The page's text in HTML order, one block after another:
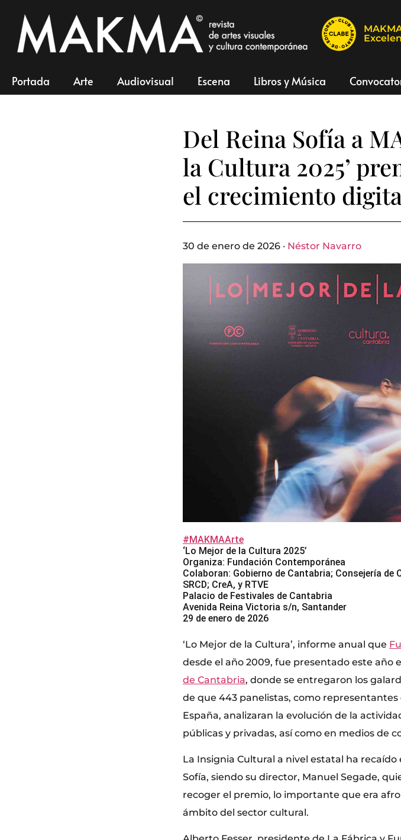
Portada Arte Audiovisual Escena Libros y Música
Del Reina Sofía a
la Cultura 2025’
el crecimiento
30 de enero de 2026 · Néstor Navarro
#MAKMAArte
‘Lo Mejor de la Cultura 2025’
Organiza: Fundación Contemporánea
Colaboran: Gobierno de Cantabria; Consejería
SRCD; CreA, y RTVE
Palacio de Festivales de Cantabria
Avenida Reina Victoria s/n, Santander
29 de enero de 2026
‘Lo Mejor de la Cultura’, informe anual que
desde el año 2009, fue presentado este año
de Cantabria, donde se entregaron los
de que 443 panelistas, como
España, analizaran la evolución de la
públicas y privadas, así como en medios de
La Insignia Cultural a nivel estatal ha
Sofía, siendo su director, Manuel Segade,
recoger el premio, lo importante que era
ámbito del sector cultural.